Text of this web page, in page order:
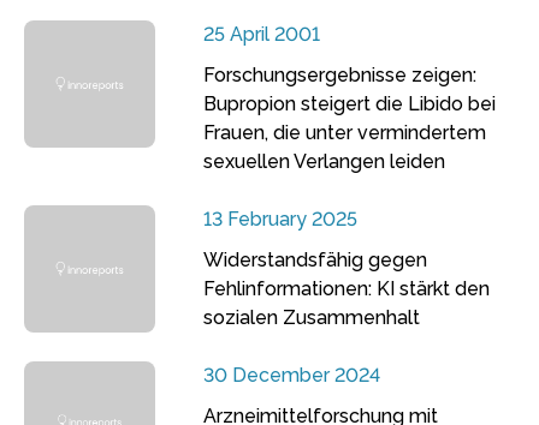
25 April 2001
Forschungsergebnisse zeigen:
Bupropion steigert die Libido bei
Frauen, die unter vermindertem
sexuellen Verlangen leiden
13 February 2025
Widerstandsfähig gegen
Fehlinformationen: KI stärkt den
sozialen Zusammenhalt
30 December 2024
Arzneimittelforschung mit